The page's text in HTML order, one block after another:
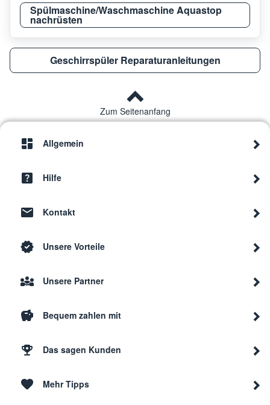
Spülmaschine/Waschmaschine Aquastop
nachrüsten
Geschirrspüler Reparaturanleitungen
Zum Seitenanfang
Allgemein
Hilfe
Kontakt
Unsere Vorteile
Unsere Partner
Bequem zahlen mit
Das sagen Kunden
Mehr Tipps